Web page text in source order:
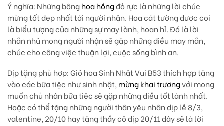
Ý nghĩa: Những bônghoa hồngđỏ rực là những lời chúc
mừng tốt đẹp nhất tới người nhận. Hoa cát tường được coi
là biểu tượng của những sự may lành, hoan hỉ. Đó là lời
nhắn nhủ mong người nhận sẽ gặp những điều may mắn,
chúc cho công việc thuận lợi, cuộc sống bình an.
Dịp tặng phù hợp: Giỏ hoa Sinh Nhật Vui B53 thích hợp tặng
vào các bữa tiệc như sinh nhật, mừng khai trươngvới mong
muốn chủ nhân bữa tiệc sẽ gặp những điều tốt lành nhất.
Hoặc có thể tặng những người thân yêu nhân dịp lễ 8/3,
valentine, 20/10 hay tặng thầy cô dịp 20/11 đây sẽ là lời